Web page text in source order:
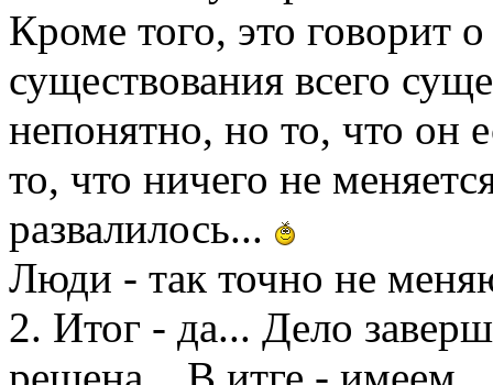
Кроме того, это говорит
существования всего
непонятно, но то, что он
то, что ничего не
развалилось...
Люди - так точно не
2. Итог - да... Дело